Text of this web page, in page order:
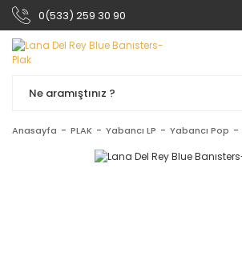
0(533) 259 30 90
Anasayfa PLAK Yabancı LP Yabancı Pop